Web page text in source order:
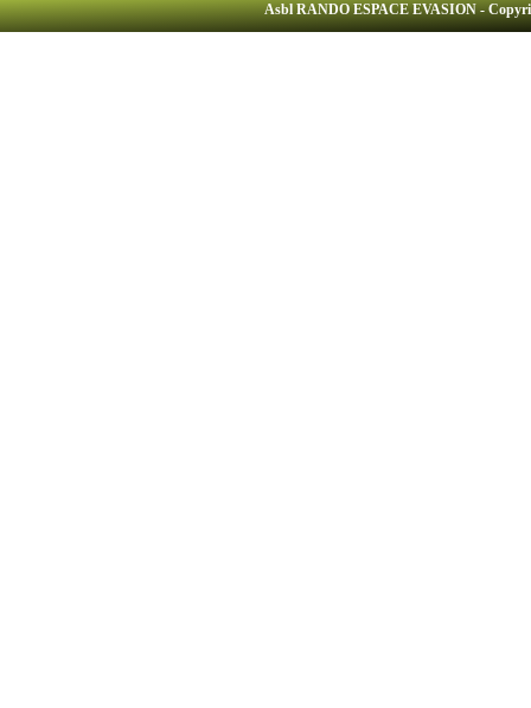
Asbl RANDO ESPACE EVASION -